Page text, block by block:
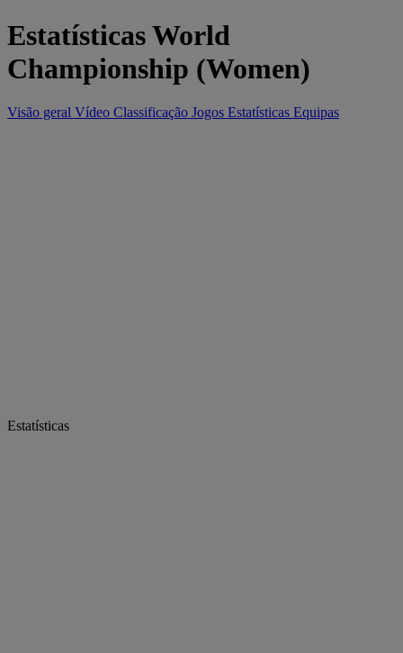
Estatísticas World
Championship (Women)
Visão geral Vídeo Classificação Jogos Estatísticas Equipas
Estatísticas